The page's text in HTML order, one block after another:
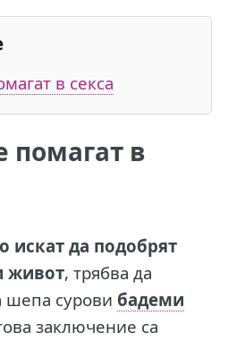
в секса
помагат в
искат да подобрят
живот, трябва да
шепа суровибадеми
заключение са